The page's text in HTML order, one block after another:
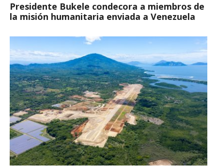
Presidente Bukele condecora a miembros de
la misión humanitaria enviada a Venezuela